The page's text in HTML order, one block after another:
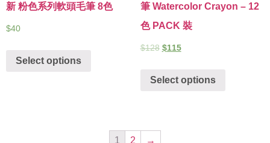
新 粉色系列軟頭毛筆 8色
$40
Select options
筆 Watercolor Crayon – 12
色 PACK 裝
$128 $115
Select options
1 2 →